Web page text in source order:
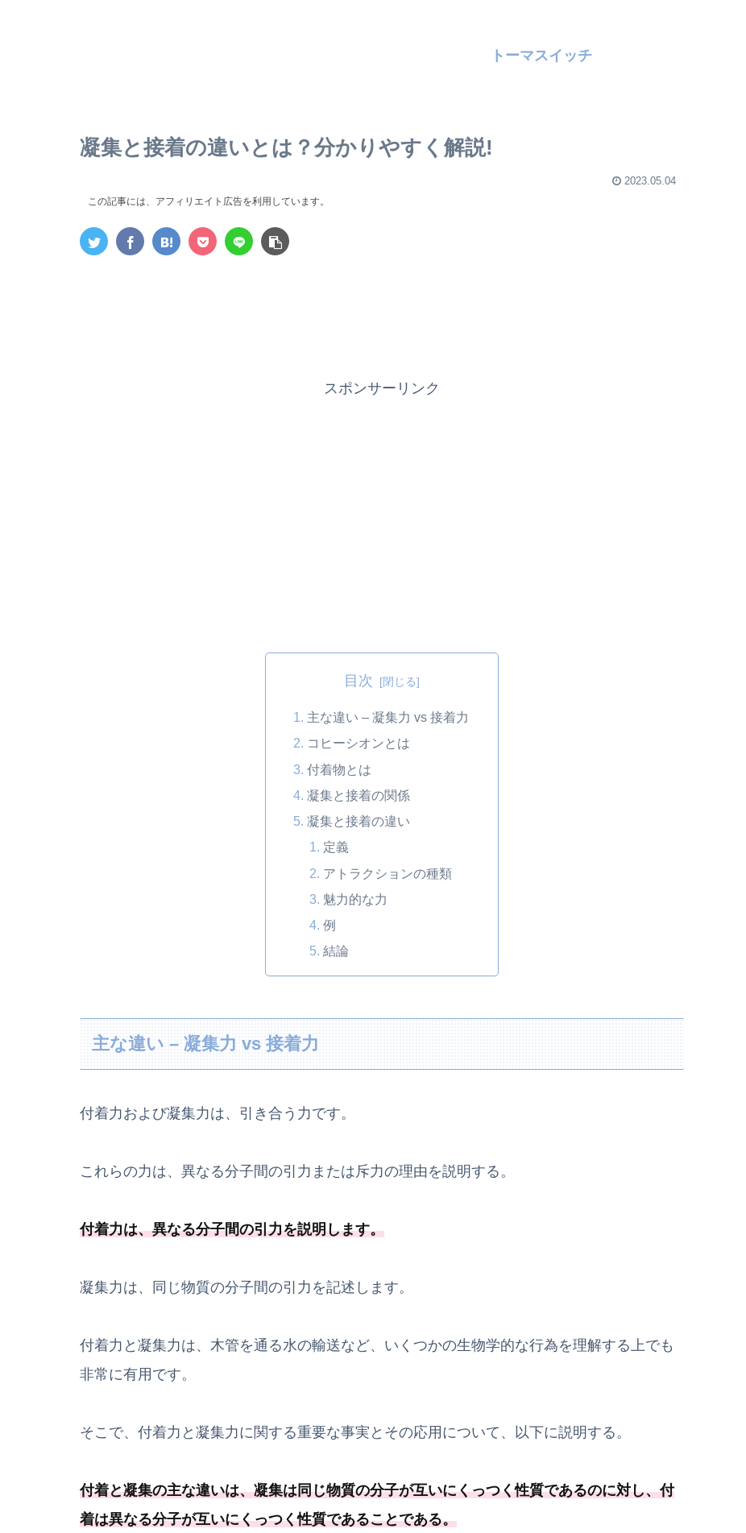
トーマスイッチ
凝集と接着の違いとは？分かりやすく解説!
2023.05.04
この記事には、アフィリエイト広告を利用しています。
スポンサーリンク
目次
主な違い – 凝集力 vs 接着力
コヒーシオンとは
付着物とは
凝集と接着の関係
凝集と接着の違い
定義
アトラクションの種類
魅力的な力
例
結論
主な違い – 凝集力 vs 接着力
付着力および凝集力は、引き合う力です。
これらの力は、異なる分子間の引力または斥力の理由を説明する。
付着力は、異なる分子間の引力を説明します。
凝集力は、同じ物質の分子間の引力を記述します。
付着力と凝集力は、木管を通る水の輸送など、いくつかの生物学的な行為を理解する上でも
非常に有用です。
そこで、付着力と凝集力に関する重要な事実とその応用について、以下に説明する。
付着と凝集の主な違いは、凝集は同じ物質の分子が互いにくっつく性質であるのに対し、付
着は異なる分子が互いにくっつく性質であることである。